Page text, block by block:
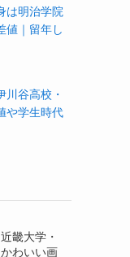
は明治学院
値｜留年し
川谷高校・
や学生時代
畿大学・
わいい画